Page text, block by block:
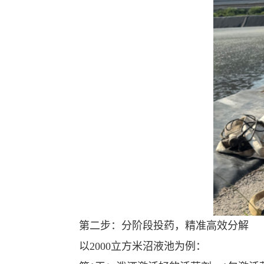
第二步：分阶段投药，精准高效分解
以2000立方米沼液池为例：